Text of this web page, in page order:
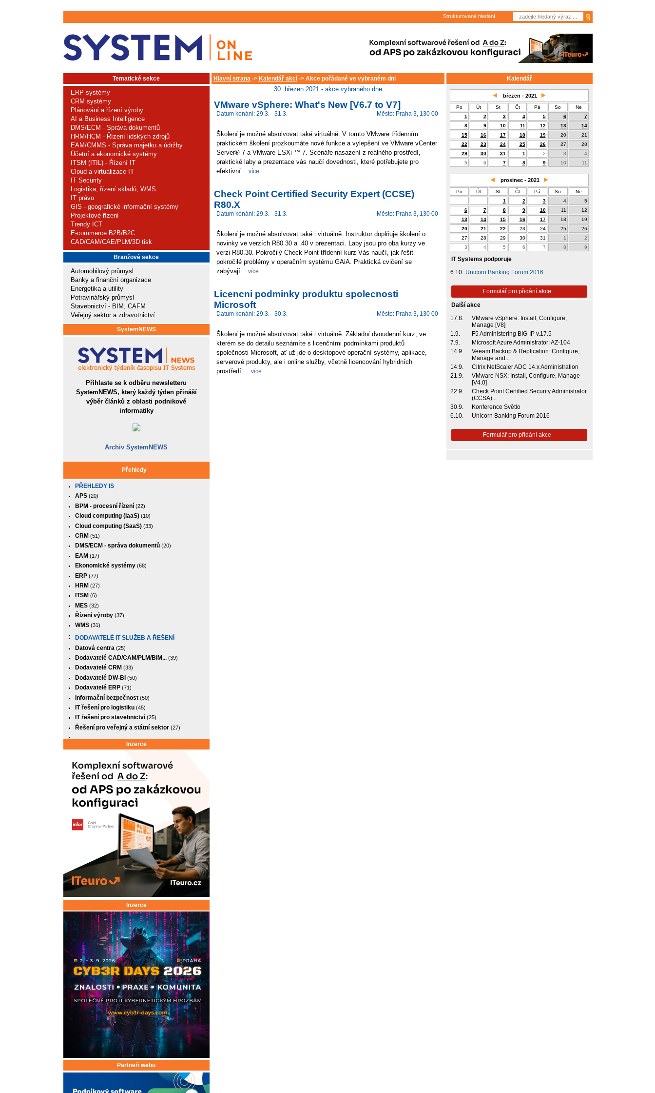
Strukturované hledání
Tematické sekce
ERP systémy
CRM systémy
Plánování a řízení výroby
AI a Business Intelligence
DMS/ECM - Správa dokumentů
HRM/HCM - Řízení lidských zdrojů
EAM/CMMS - Správa majetku a údržby
Účetní a ekonomické systémy
ITSM (ITIL) - Řízení IT
Cloud a virtualizace IT
IT Security
Logistika, řízení skladů, WMS
IT právo
GIS - geografické informační systémy
Projektové řízení
Trendy ICT
E-commerce B2B/B2C
CAD/CAM/CAE/PLM/3D tisk
Branžové sekce
Automobilový průmysl
Banky a finanční organizace
Energetika a utility
Potravinářský průmysl
Stavebnictví - BIM, CAFM
Veřejný sektor a zdravotnictví
SystemNEWS
Přihlaste se k odběru newsletteru
SystemNEWS, který každý týden přináší
výběr článků z oblasti podnikové
informatiky
Archiv SystemNEWS
Přehledy
PŘEHLEDY IS
APS(20)
BPM - procesní řízení(22)
Cloud computing (IaaS)(10)
Cloud computing (SaaS)(33)
CRM (51)
DMS/ECM - správa dokumentů(20)
EAM (17)
Ekonomické systémy(68)
ERP(77)
HRM (27)
ITSM (6)
MES(32)
Řízení výroby(37)
WMS(31)
DODAVATELÉ IT SLUŽEB A ŘEŠENÍ
Datová centra (25)
Dodavatelé CAD/CAM/PLM/BIM...(39)
Dodavatelé CRM (33)
Dodavatelé DW-BI (50)
Dodavatelé ERP(71)
Informační bezpečnost(50)
IT řešení pro logistiku(45)
IT řešení pro stavebnictví(25)
Řešení pro veřejný a státní sektor(27)
Inzerce
Inzerce
Partneři webu
Hlavní strana-> Kalendář akcí-> Akce pořádané ve vybraném dni
30. březen 2021 - akce vybraného dne
VMware vSphere: What's New [V6.7 to V7]
Datum konání: 29.3. - 31.3. Město: Praha 3, 130 00
Školení je možné absolvovat také virtuálně. V tomto VMware třídenním
praktickém školení prozkoumáte nové funkce a vylepšení ve VMware vCenter
Server® 7 a VMware ESXi ™ 7. Scénáře nasazení z reálného prostředí,
praktické laby a prezentace vás naučí dovednosti, které potřebujete pro
efektivní... více
Check Point Certified Security Expert (CCSE)
R80.X
Datum konání: 29.3. - 31.3. Město: Praha 3, 130 00
Školení je možné absolvovat také i virtuálně. Instruktor doplňuje školení o
novinky ve verzích R80.30 a .40 v prezentaci. Laby jsou pro oba kurzy ve
verzi R80.30. Pokročilý Check Point třídenní kurz Vás naučí, jak řešit
pokročilé problémy v operačním systému GAiA. Praktická cvičení se
zabývají... více
Licencni podminky produktu spolecnosti
Microsoft
Datum konání: 29.3. - 30.3. Město: Praha 3, 130 00
Školení je možné absolvovat také i virtuálně. Základní dvoudenní kurz, ve
kterém se do detailu seznámíte s licenčními podmínkami produktů
společnosti Microsoft, ať už jde o desktopové operační systémy, aplikace,
serverové produkty, ale i online služby, včetně licencování hybridních
prostředí.... více
Kalendář
březen - 2021
Po Út St Čt Pá So
Ne
1
2 3 4 5 6
7
8
9 10 11 12 13
14
15
16 17 18 19 20
21
22
23 24 25 26 27
28
29
30 31 1 2 3
4
5
6 7 8 9 10 11
prosinec - 2021
Po Út St Čt Pá So
Ne
1
2 3 4
5
6
7 8 9 10 11
12
13
14 15 16 17 18
19
20
21 22 23 24 25
26
27
28 29 30 31 1
2
3
4 5 6 7 8 9
IT Systems podporuje
6.10. Unicorn Banking Forum 2016
Formulář pro přidání akce
Další akce
17.8.
VMware vSphere: Install, Configure,
Manage [V8]
1.9.
F5 Administering BIG-IP v.17.5
7.9.
Microsoft Azure Administrator: AZ-104
14.9.
Veeam Backup & Replication: Configure,
Manage and...
14.9.
Citrix NetScaler ADC 14.x Administration
21.9.
VMware NSX: Install, Configure, Manage
[V4.0]
22.9.
Check Point Certified Security Administrator
(CCSA)...
30.9.
Konference Světlo
6.10.
Unicorn Banking Forum 2016
Formulář pro přidání akce